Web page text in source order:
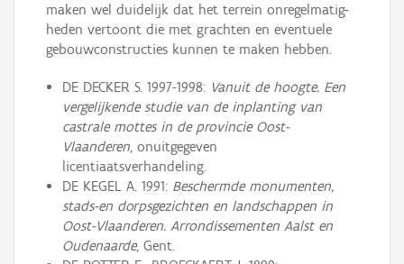
maken wel duidelijk dat het terrein onregelmatig-
heden vertoont die met grachten en eventuele
gebouwconstructies kunnen te maken hebben.
DE DECKER S. 1997-1998: Vanuit de hoogte. Een
vergelijkende studie van de inplanting van
castrale mottes in de provincie Oost-
Vlaanderen, onuitgegeven
licentiaatsverhandeling.
DE KEGEL A. 1991: Beschermde monumenten,
stads-en dorpsgezichten en landschappen in
Oost-Vlaanderen. Arrondissementen Aalst en
Oudenaarde, Gent.